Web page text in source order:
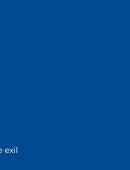
exil